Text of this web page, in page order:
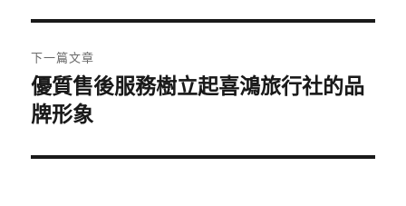
覽
篇
文
章:
下一篇文章
下
一
文
優質售後服務樹立起喜鴻旅行社的品
牌形象